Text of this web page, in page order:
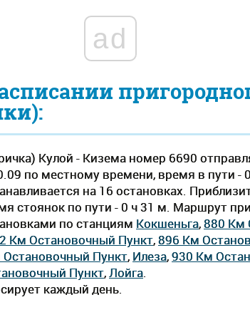
Кулой - Кизема номер 6690
по местному времени, время в пути -
на 16 остановках.
стоянок по пути - 0 ч 31 м. Маршрут
по станциям Кокшеньга,880 Км
Км Остановочный Пункт,896 Км
Пункт, Илеза,930 Км
Пункт,Лойга.
каждый день.
ad